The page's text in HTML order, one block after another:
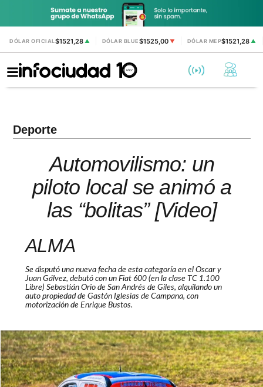
DÓLAR OFICIAL$1521,28 ▲ DÓLAR BLUE$1525,00 ▼ DÓLAR MEP$1521,28▲
Deporte
Automovilismo: un
piloto local se animó a
las “bolitas” [Video]
ALMA
Se disputó una nueva fecha de esta categoría en el Oscar y
Juan Gálvez, debutó con un Fiat 600 (en la clase TC 1.100
Libre) Sebastián Orio de San Andrés de Giles, alquilando un
auto propiedad de Gastón Iglesias de Campana, con
motorización de Enrique Bustos.